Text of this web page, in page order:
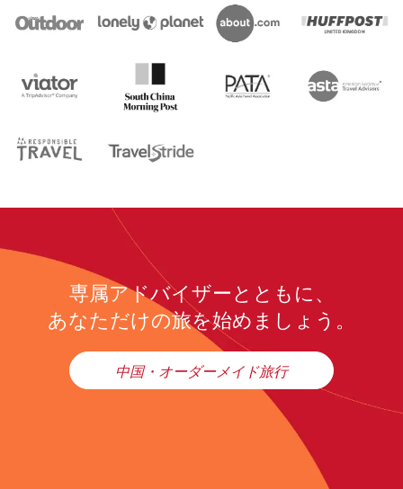
専属アドバイザーとともに、
あなただけの旅を始めましょう。
中国・オーダーメイド旅行